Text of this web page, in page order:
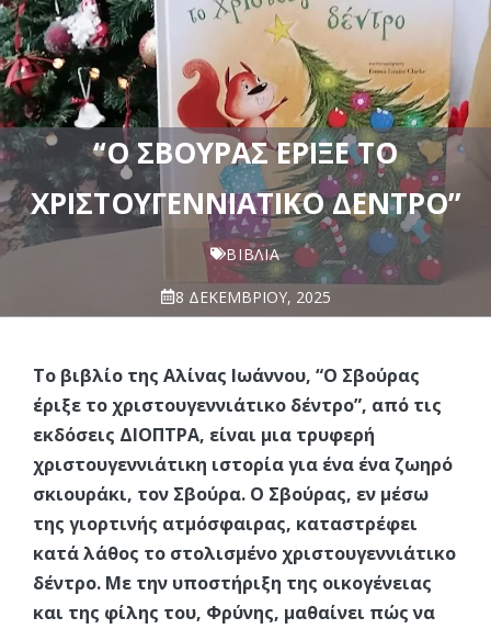
“Ο ΣΒΟΎΡΑΣ ΈΡΙΞΕ ΤΟ
ΧΡΙΣΤΟΥΓΕΝΝΙΆΤΙΚΟ ΔΈΝΤΡΟ”
ΒΙΒΛΊΑ
8 ΔΕΚΕΜΒΡΊΟΥ, 2025
Το βιβλίο της Αλίνας Ιωάννου, “Ο Σβούρας
έριξε το χριστουγεννιάτικο δέντρο”, από τις
εκδόσεις ΔΙΟΠΤΡΑ, είναι μια τρυφερή
χριστουγεννιάτικη ιστορία για ένα ένα ζωηρό
σκιουράκι, τον Σβούρα. Ο Σβούρας, εν μέσω
της γιορτινής ατμόσφαιρας, καταστρέφει
κατά λάθος το στολισμένο χριστουγεννιάτικο
δέντρο. Με την υποστήριξη της οικογένειας
και της φίλης του, Φρύνης, μαθαίνει πώς να